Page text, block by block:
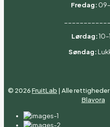
Fredag:
Lørdag:
Søndag:
© 2026FruitLab | Alle
Blavora